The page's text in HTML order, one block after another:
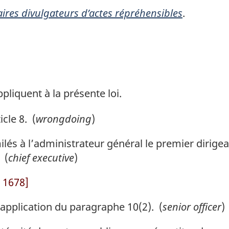
divulgateurs d’actes répréhensibles.
à la présente loi.
8. (wrongdoing)
à l’administrateur général le premier
(chief executive)
du paragraphe 10(2). (senior officer)